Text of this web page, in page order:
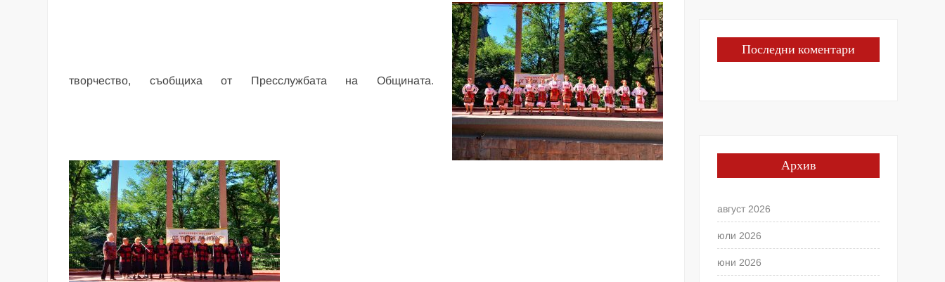
творчество, съобщиха от Пресслужбата на Общината.
Последни коментари
Архив
август 2026
юли 2026
юни 2026